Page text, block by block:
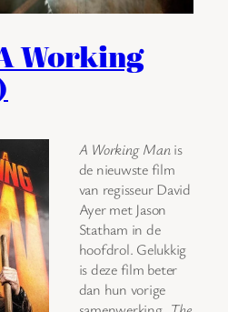
Working
A Working Manis
de nieuwste film
van regisseur David
Ayer met Jason
Statham in de
hoofdrol. Gelukkig
is deze film beter
dan hun vorige